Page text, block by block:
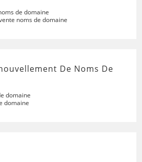
de domaine
noms de domaine
De Noms De
domaine
domaine